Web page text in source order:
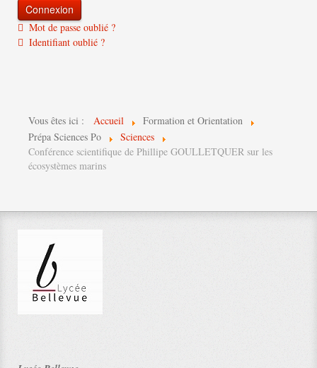
Mot de passe oublié ?
Identifiant oublié ?
Vous êtes ici : Accueil
Formation et Orientation
Prépa Sciences Po
Sciences
Conférence scientifique de Phillipe GOULLETQUER sur les
écosystèmes marins